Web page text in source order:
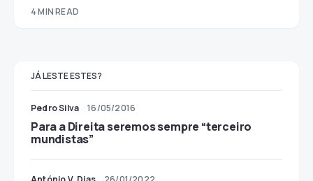
4 MIN READ
JÁ LESTE ESTES?
Pedro Silva 16/05/2016
Para a Direita seremos sempre “terceiro
mundistas”